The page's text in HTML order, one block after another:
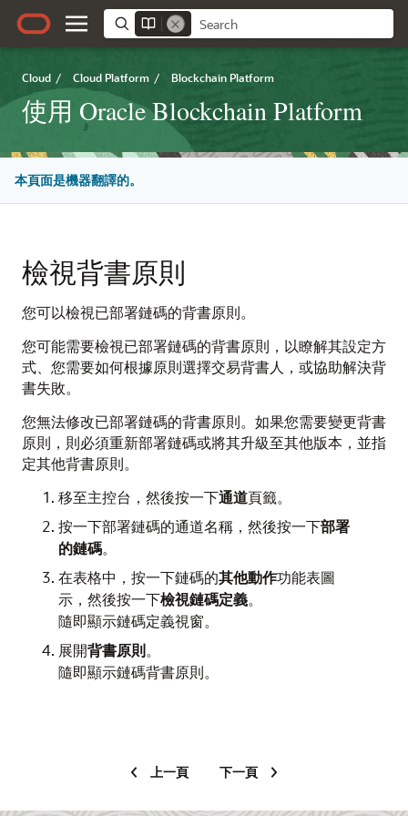
Cloud / Cloud Platform / Blockchain Platform
使用 Oracle Blockchain Platform
本頁面是機器翻譯的。
檢視背書原則
您可以檢視已部署鏈碼的背書原則。
您可能需要檢視已部署鏈碼的背書原則，以瞭解其設定方
式、您需要如何根據原則選擇交易背書人，或協助解決背
書失敗。
您無法修改已部署鏈碼的背書原則。如果您需要變更背書
原則，則必須重新部署鏈碼或將其升級至其他版本，並指
定其他背書原則。
移至主控台，然後按一下通道頁籤。
按一下部署鏈碼的通道名稱，然後按一下部署
的鏈碼。
在表格中，按一下鏈碼的其他動作功能表圖
示，然後按一下檢視鏈碼定義。
隨即顯示鏈碼定義視窗。
展開背書原則。
隨即顯示鏈碼背書原則。
上一頁 下一頁